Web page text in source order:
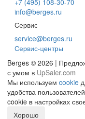
info@berges.ru
Сервис
service@berges.ru
Сервис-центры
Berges © 2026 |
с умом в UpSaler.com
Мы используем cookie
удобства
cookie в настройках
Хорошо